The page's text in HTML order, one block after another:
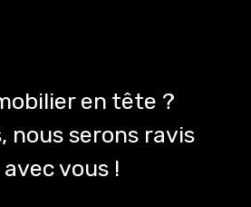
en tête ?
nous serons ravis
vous !